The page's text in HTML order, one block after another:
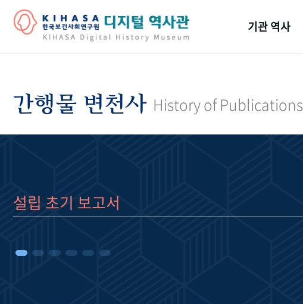
기관 역사
기관 변천사
간행물 변천사 History of Publications
설립 초기 보고서